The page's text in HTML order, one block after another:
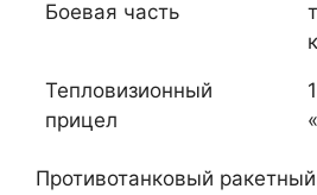
Боевая часть
Тепловизионный
прицел
Противотанковый